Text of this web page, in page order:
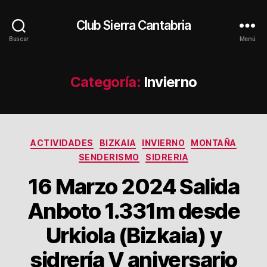
Buscar
Club Sierra Cantabria
Menú
Categoría: Invierno
Categorías
ACTIVIDADES BIZKAIA INVIERNO
MONTAÑA
SENDERISMO
SIDRERIA
16 Marzo 2024 Salida
Anboto 1.331m desde
Urkiola (Bizkaia) y
sidrería V aniversario